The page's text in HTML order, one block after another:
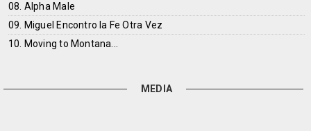
08. Alpha Male
09. Miguel Encontro la Fe Otra Vez
10. Moving to Montana...
MEDIA